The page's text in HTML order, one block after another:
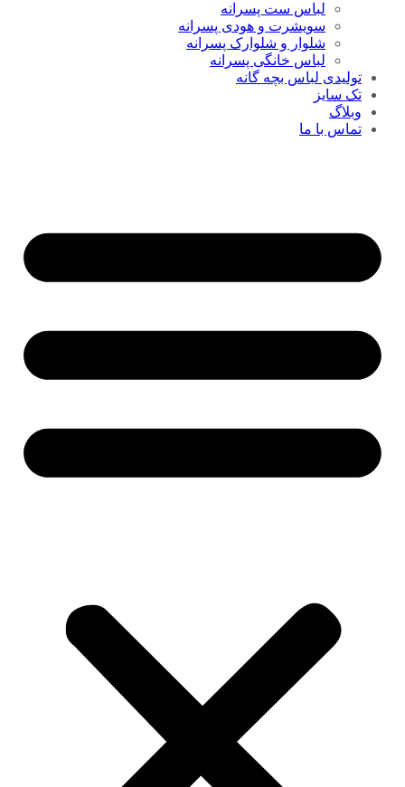
لباس ست پسرانه
سویشرت و هودی پسرانه
شلوار و شلوارک پسرانه
لباس خانگی پسرانه
تولیدی لباس بچه گانه
تک سایز
وبلاگ
تماس با ما